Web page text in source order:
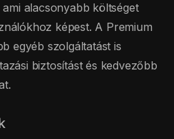
alacsonyabb költséget
képest. A Premium
egyéb szolgáltatást is
biztosítást és kedvezőbb